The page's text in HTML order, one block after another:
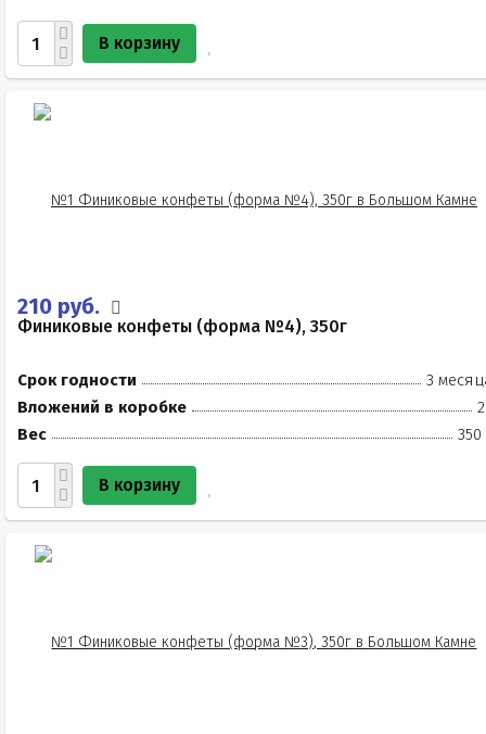
В корзину
210 руб.
Финиковые конфеты (форма №4), 350г
Срок годности
3
Вложений в коробке
Вес
350
В корзину